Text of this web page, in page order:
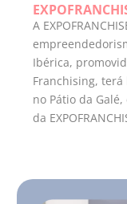
A
Ibérica,
Franchising,
no Pátio da Galé,
da